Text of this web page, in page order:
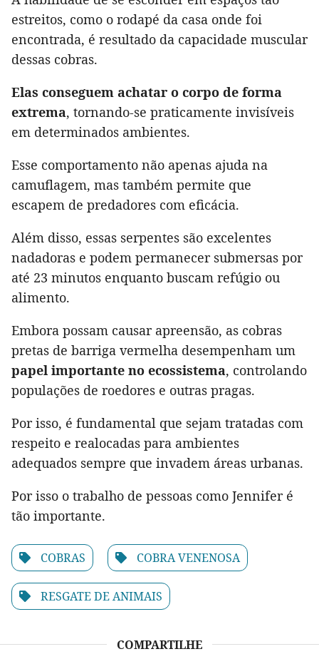
estreitos, como o rodapé da casa onde foi
encontrada, é resultado da capacidade muscular
dessas cobras.
Elas conseguem achatar o corpo de forma
extrema, tornando-se praticamente invisíveis
em determinados ambientes.
Esse comportamento não apenas ajuda na
camuflagem, mas também permite que
escapem de predadores com eficácia.
Além disso, essas serpentes são excelentes
nadadoras e podem permanecer submersas por
até 23 minutos enquanto buscam refúgio ou
alimento.
Embora possam causar apreensão, as cobras
pretas de barriga vermelha desempenham um
papel importante no ecossistema, controlando
populações de roedores e outras pragas.
Por isso, é fundamental que sejam tratadas com
respeito e realocadas para ambientes
adequados sempre que invadem áreas urbanas.
Por isso o trabalho de pessoas como Jennifer é
tão importante.
COBRAS COBRA VENENOSA
RESGATE DE ANIMAIS
COMPARTILHE